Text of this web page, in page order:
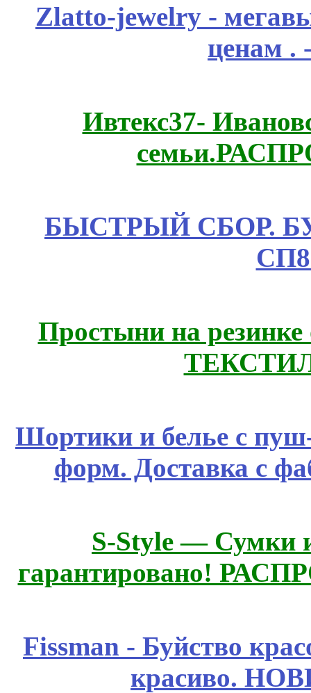
Zlatto-jewelry -
ценам .
Ивтекс37-
БЫСТРЫЙ СБОР.
Простыни на
Шортики и белье с
форм. Доставка с
S-Style — Сумки
гарантировано!
Fissmаn - Буйство
красиво.